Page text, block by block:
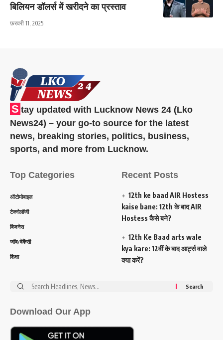
बिलियन डॉलर्स में खरीदने का प्रस्ताव
फ़रवरी 11, 2025
S tay updated with Lucknow News 24 (Lko
News24) – your go-to source for the latest
news, breaking stories, politics, business,
sports, and more from Lucknow.
Top Categories
ऑटोमोबाइल
टेक्नोलॉजी
बिजनेस
जॉब/वेकैंसी
शिक्षा
Recent Posts
12th ke baad AIR Hostess
kaise bane: 12th के बाद AIR
Hostess कैसे बने?
12th Ke Baad arts wale
kya kare: 12वीं के बाद आर्ट्स वाले
क्या करें?
Search
Download Our App